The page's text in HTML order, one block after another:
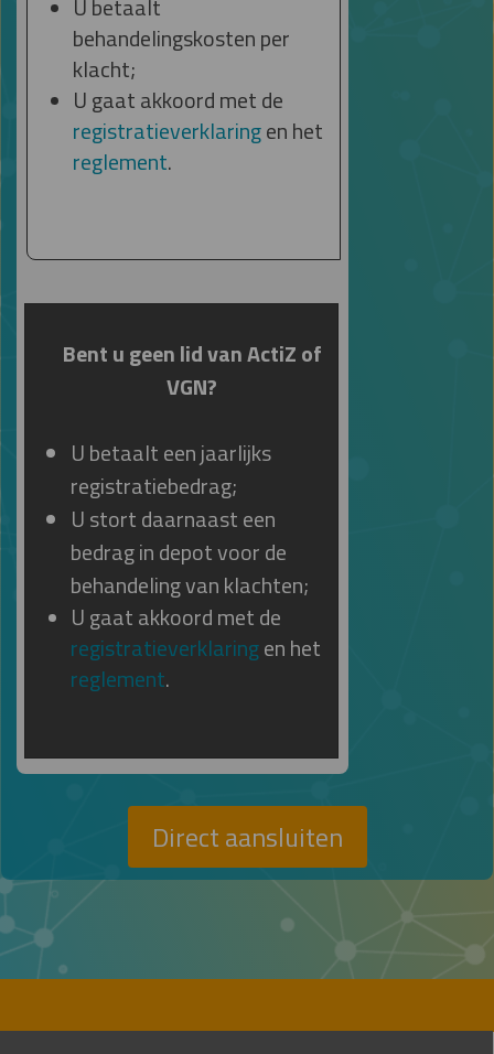
U betaalt
behandelingskosten per
klacht;
U gaat akkoord met de
registratieverklaringen het
reglement.
Bent u geen lid van ActiZ of
VGN?
U betaalt een jaarlijks
registratiebedrag;
U stort daarnaast een
bedrag in depot voor de
behandeling van klachten;
U gaat akkoord met de
registratieverklaringen het
reglement.
Direct aansluiten